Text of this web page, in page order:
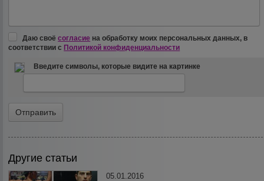
Даю своёсогласие на обработку моих персональных данных, в
соответствии с Политикой конфиденциальности
Введите символы, которые видите на картинке
Другие статьи
05.01.2016